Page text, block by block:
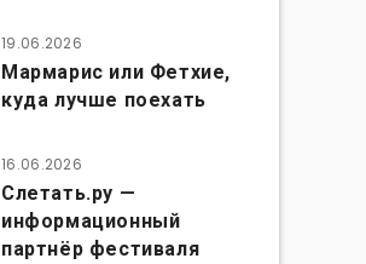
19.06.2026
Мармарис или Фетхие,
куда лучше поехать
16.06.2026
Слетать.ру —
информационный
партнёр фестиваля